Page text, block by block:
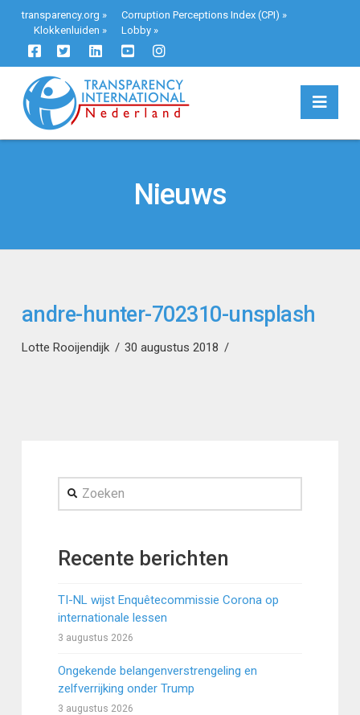
transparency.org » Corruption Perceptions Index (CPI) »
Klokkenluiden » Lobby»
Nieuws
andre-hunter-702310-unsplash
Lotte Rooijendijk 30 augustus 2018
Zoeken
Recente berichten
TI-NL wijst Enquêtecommissie Corona op
internationale lessen
3 augustus 2026
Ongekende belangenverstrengeling en
zelfverrijking onder Trump
3 augustus 2026